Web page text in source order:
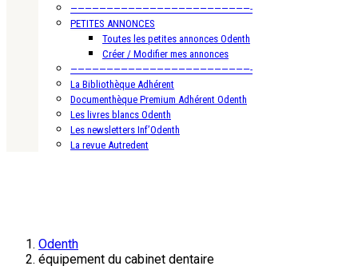
—————————————————————————-
PETITES ANNONCES
Toutes les petites annonces Odenth
Créer / Modifier mes annonces
—————————————————————————-
La Bibliothèque Adhérent
Documenthèque Premium Adhérent Odenth
Les livres blancs Odenth
Les newsletters Inf’Odenth
La revue Autredent
Odenth
équipement du cabinet dentaire